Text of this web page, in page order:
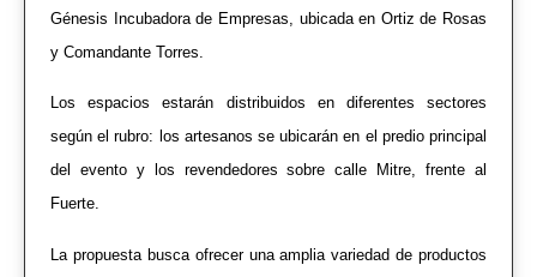
Génesis Incubadora de Empresas, ubicada en Ortiz de Rosas
y Comandante Torres.
Los espacios estarán distribuidos en diferentes sectores
según el rubro: los artesanos se ubicarán en el predio principal
del evento y los revendedores sobre calle Mitre, frente al
Fuerte.
La propuesta busca ofrecer una amplia variedad de productos